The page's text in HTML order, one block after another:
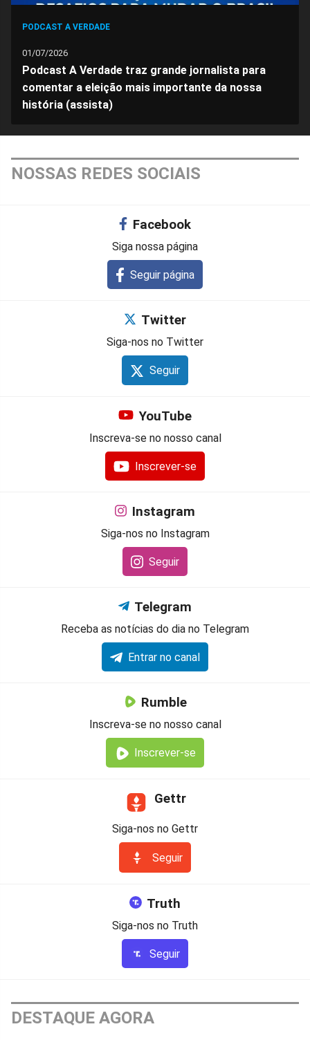
PODCAST A VERDADE
01/07/2026
Podcast A Verdade traz grande jornalista para
comentar a eleição mais importante da nossa
história (assista)
NOSSAS REDES SOCIAIS
Facebook
Siga nossa página
Seguir página
Twitter
Siga-nos no Twitter
Seguir
YouTube
Inscreva-se no nosso canal
Inscrever-se
Instagram
Siga-nos no Instagram
Seguir
Telegram
Receba as notícias do dia no Telegram
Entrar no canal
Rumble
Inscreva-se no nosso canal
Inscrever-se
Gettr
Siga-nos no Gettr
Seguir
Truth
Siga-nos no Truth
Seguir
DESTAQUE AGORA